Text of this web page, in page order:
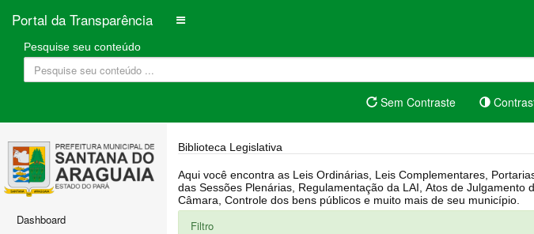
Portal da Transparência
Pesquise seu conteúdo
Sem Contraste
Dashboard
Biblioteca Legislativa
Aqui você encontra as Leis Ordinárias, Leis Complementares, Portarias, Decretos, Atas, PPA, LDO, LOA, RREO, Resoluções, RGF, Lei Orgânica, Regimento Interno, Pauta
das Sessões Plenárias, Regulamentação da LAI, Atos de Julgamento do Governo, Agenda Externa do presidente, Relatório do Controle Interno, Projetos em tramitação na
Câmara, Controle dos bens públicos e muito mais de seu município.
Filtro